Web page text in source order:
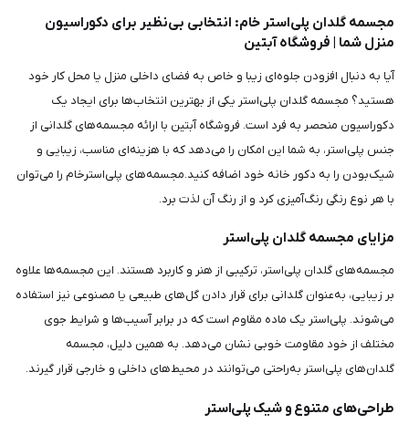
مجسمه گلدان پلی‌استر خام: انتخابی بی‌نظیر برای دکوراسیون
منزل شما | فروشگاه آبتین
آیا به دنبال افزودن جلوه‌ای زیبا و خاص به فضای داخلی منزل یا محل کار خود
هستید؟ مجسمه گلدان پلی‌استر یکی از بهترین انتخاب‌ها برای ایجاد یک
دکوراسیون منحصر به فرد است. فروشگاه آبتین با ارائه مجسمه‌های گلدانی از
جنس پلی‌استر، به شما این امکان را می‌دهد که با هزینه‌ای مناسب، زیبایی و
شیک‌بودن را به دکور خانه خود اضافه کنید.مجسمه‌های پلی‌استرخام را می‌توان
با هر نوع رنگی رنگ‌آمیزی کرد و از رنگ آن لذت برد.
مزایای مجسمه گلدان پلی‌استر
مجسمه‌های گلدان پلی‌استر، ترکیبی از هنر و کاربرد هستند. این مجسمه‌ها علاوه
بر زیبایی، به‌عنوان گلدانی برای قرار دادن گل‌های طبیعی یا مصنوعی نیز استفاده
می‌شوند. پلی‌استر یک ماده مقاوم است که در برابر آسیب‌ها و شرایط جوی
مختلف از خود مقاومت خوبی نشان می‌دهد. به همین دلیل، مجسمه
گلدان‌های پلی‌استر به‌راحتی می‌توانند در محیط‌های داخلی و خارجی قرار گیرند.
طراحی‌های متنوع و شیک پلی‌استر